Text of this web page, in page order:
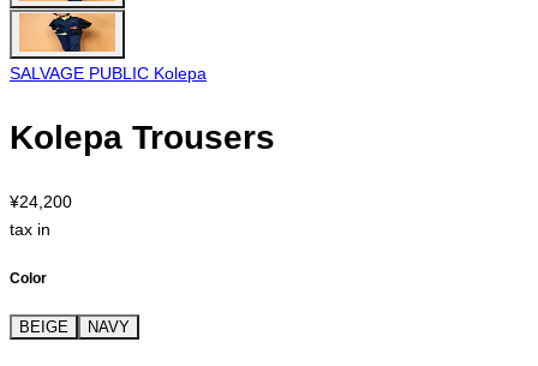
SALVAGE PUBLIC Kolepa
Kolepa Trousers
¥24,200
tax in
Color
BEIGE NAVY